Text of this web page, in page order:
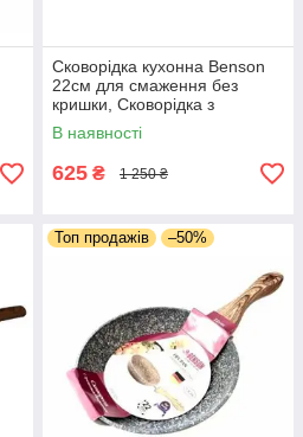
Сковорідка кухонна Benson
22см для смаження без
кришки, Сковорідка з
антипригарним
покриттям для млинців
В наявності
625 ₴ 1 250 ₴
Топ продажів –50%